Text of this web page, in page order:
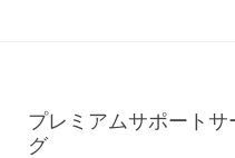
プレミアムサポートサ
グ